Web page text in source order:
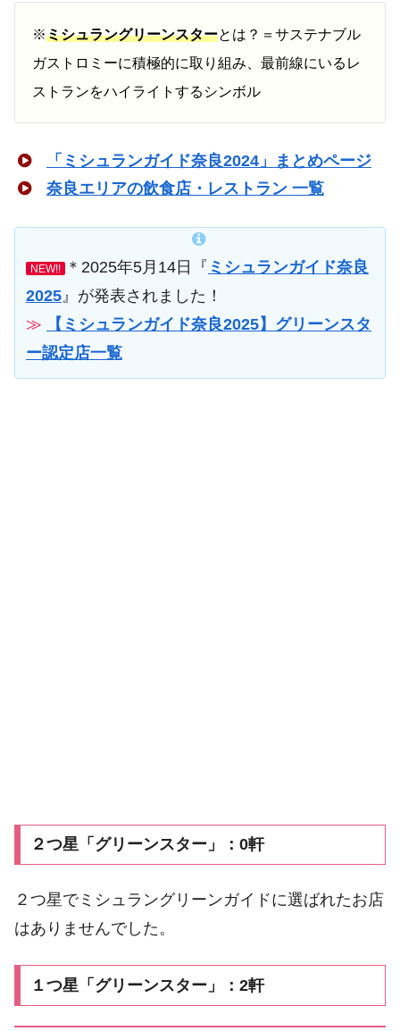
※ミシュラングリーンスターとは？＝サステナブル
ガストロミーに積極的に取り組み、最前線にいるレ
ストランをハイライトするシンボル
「ミシュランガイド奈良2024」まとめページ
奈良エリアの飲食店・レストラン 一覧
NEW!! ＊2025年5月14日『 ミシュランガイド奈良
2025』が発表されました！
≫
【ミシュランガイド奈良2025】グリーンスタ
ー認定店一覧
２つ星「グリーンスター」：0軒
２つ星でミシュラングリーンガイドに選ばれたお店
はありませんでした。
１つ星「グリーンスター」：2軒